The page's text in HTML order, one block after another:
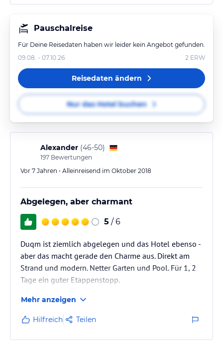
Pauschalreise
Für Deine Reisedaten haben wir leider kein Angebot gefunden.
09.08. - 07.10.26
2 ERW
Reisedaten ändern
Nur das Hotel buchen
Alexander (46-50)
197 Bewertungen
Vor 7 Jahren • Alleinreisend im Oktober 2018
Abgelegen, aber charmant
5 / 6
Duqm ist ziemlich abgelegen und das Hotel ebenso -
aber das macht gerade den Charme aus. Direkt am
Strand und modern. Netter Garten und Pool. Für 1, 2
Tage ein guter Etappenstopp.
Mehr anzeigen
Hilfreich Teilen